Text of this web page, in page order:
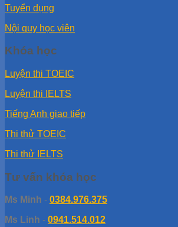
Tuyển dụng
Nội quy học viên
Khóa học
Luyện thi TOEIC
Luyện thi IELTS
Tiếng Anh giao tiếp
Thi thử TOEIC
Thi thử IELTS
Tư vấn khóa học
Ms Minh - 0384.976.375
Ms Linh - 0941.514.012